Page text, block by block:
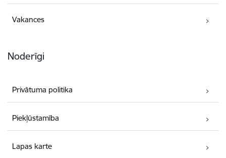
Vakances
Noderīgi
Privātuma politika
Piekļūstamība
Lapas karte